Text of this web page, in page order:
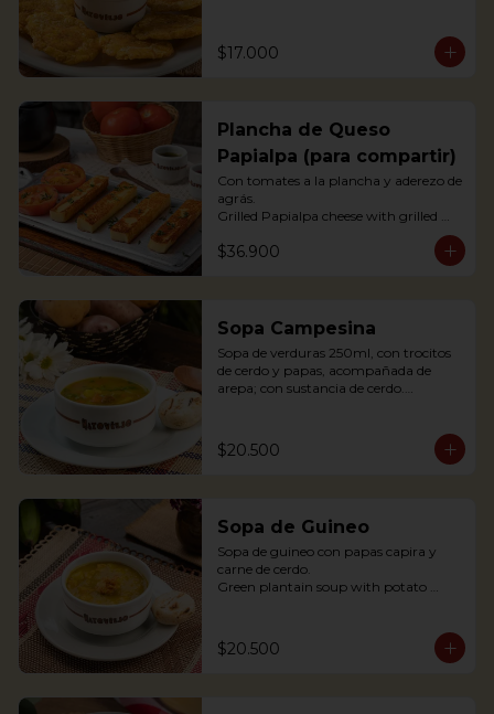
$17.000
Plancha de Queso
Papialpa (para compartir)
Con tomates a la plancha y aderezo de
agrás.
Grilled Papialpa cheese with grilled
$36.900
Sopa Campesina
Sopa de verduras 250ml, con trocitos
de cerdo y papas, acompañada de
arepa; con sustancia de cerdo.
arepa; with pork substance.
$20.500
Sopa de Guineo
Sopa de guineo con papas capira y
carne de cerdo.
Green plantain soup with potato
$20.500